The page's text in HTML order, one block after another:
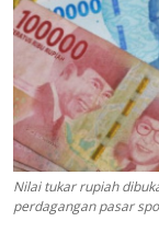
Nilai tukar rupiah
perdagangan pasar